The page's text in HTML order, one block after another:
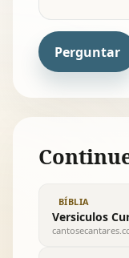
Perguntar
BÍBLIA
Versiculos